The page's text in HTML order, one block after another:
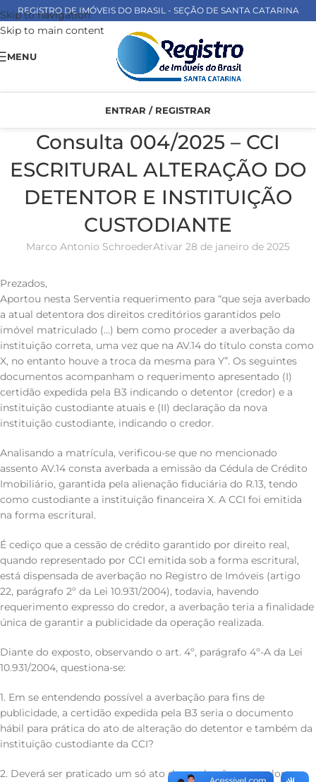
Skip to navigation
Skip to main content
REGISTRO DE IMÓVEIS DO BRASIL - SEÇÃO DE SANTA CATARINA
MENU
ENTRAR / REGISTRAR
Consulta 004/2025 – CCI
ESCRITURAL ALTERAÇÃO DO
DETENTOR E INSTITUIÇÃO
CUSTODIANTE
Marco Antonio SchroederAtivar 28 de janeiro de 2025
Prezados,
Aportou nesta Serventia requerimento para “que seja averbado
a atual detentora dos direitos creditórios garantidos pelo
imóvel matriculado (…) bem como proceder a averbação da
instituição correta, uma vez que na AV.14 do título consta como
X, no entanto houve a troca da mesma para Y”. Os seguintes
documentos acompanham o requerimento apresentado (I)
certidão expedida pela B3 indicando o detentor (credor) e a
instituição custodiante atuais e (II) declaração da nova
instituição custodiante, indicando o credor.
Analisando a matrícula, verificou-se que no mencionado
assento AV.14 consta averbada a emissão da Cédula de Crédito
Imobiliário, garantida pela alienação fiduciária do R.13, tendo
como custodiante a instituição financeira X. A CCI foi emitida
na forma escritural.
É cediço que a cessão de crédito garantido por direito real,
quando representado por CCI emitida sob a forma escritural,
está dispensada de averbação no Registro de Imóveis (artigo
22, parágrafo 2º da Lei 10.931/2004), todavia, havendo
requerimento expresso do credor, a averbação teria a finalidade
única de garantir a publicidade da operação realizada.
Diante do exposto, observando o art. 4º, parágrafo 4º-A da Lei
10.931/2004, questiona-se:
1. Em se entendendo possível a averbação para fins de
publicidade, a certidão expedida pela B3 seria o documento
hábil para prática do ato de alteração do detentor e também da
instituição custodiante da CCI?
2. Deverá ser praticado um só ato de averbação sem valor,